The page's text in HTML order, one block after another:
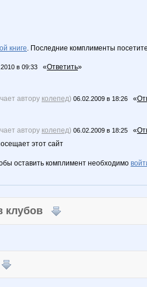
книге. Последние комплименты
в 09:33 «Ответить»
автору колепед) 06.02.2009 в 18:26 «
автору колепед) 06.02.2009 в 18:25 «
этот сайт
оставить комплимент необходимо
клубов